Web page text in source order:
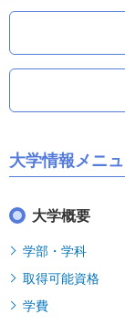
大学情報メニ
大学概要
学部・学科
取得可能資格
学費